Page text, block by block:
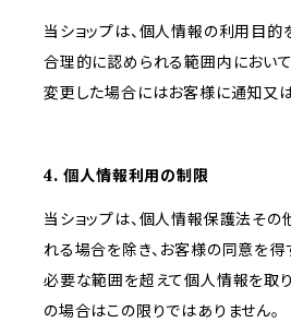
当ショップは、個人情報の利用目的
合理的に認められる範囲内において
変更した場合にはお客様に通知又は
4. 個人情報利用の制限
当ショップは、個人情報保護法その
れる場合を除き、お客様の同意を得
必要な範囲を超えて個人情報を取り
の場合はこの限りではありません。